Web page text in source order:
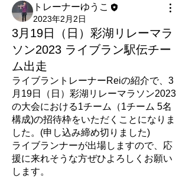
トレーナーゆうこ
2023年2月2日
3月19日（日）彩湖リレーマラ
ソン2023 ライブラン駅伝チー
ム出走
ライブラントレーナーReiの紹介で、3
月19日（日）彩湖リレーマラソン2023
の大会における1チーム（1チーム 5名
構成)の招待枠をいただくことになりま
した。(申し込み締め切りました)
ライブランナーが出場しますので、応
援に来れそうな方ぜひよろしくお願い
します。